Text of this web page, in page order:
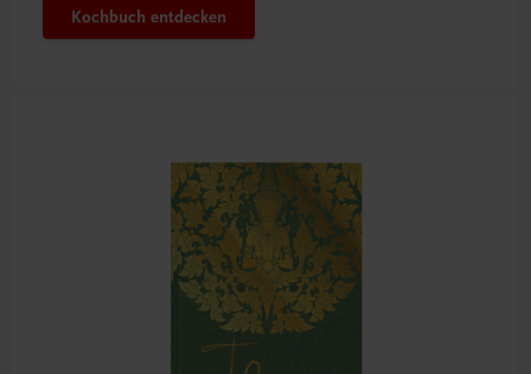
Kochbuch entdecken